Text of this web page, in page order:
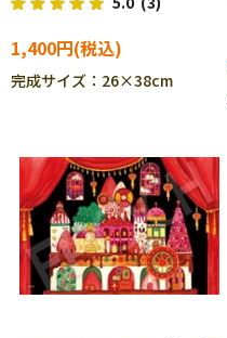
1,400円
完成サイズ：26×38cm